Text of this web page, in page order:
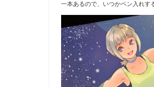
一本あるので、いつかペン入れす